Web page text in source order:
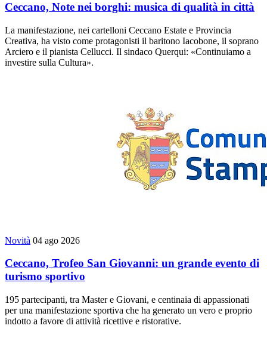
Ceccano, Note nei borghi: musica di qualità in città
La manifestazione, nei cartelloni Ceccano Estate e Provincia
Creativa, ha visto come protagonisti il baritono Iacobone, il soprano
Arciero e il pianista Cellucci. Il sindaco Querqui: «Continuiamo a
investire sulla Cultura».
Novità 04 ago 2026
Ceccano, Trofeo San Giovanni: un grande evento di
turismo sportivo
195 partecipanti, tra Master e Giovani, e centinaia di appassionati
per una manifestazione sportiva che ha generato un vero e proprio
indotto a favore di attività ricettive e ristorative.